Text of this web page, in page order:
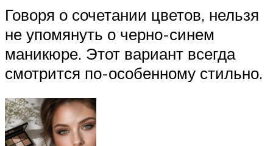
Говоря о сочетании цветов, нельзя
не упомянуть о черно-синем
маникюре. Этот вариант всегда
смотрится по-особенному стильно.